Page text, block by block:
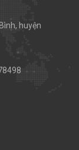
huyện